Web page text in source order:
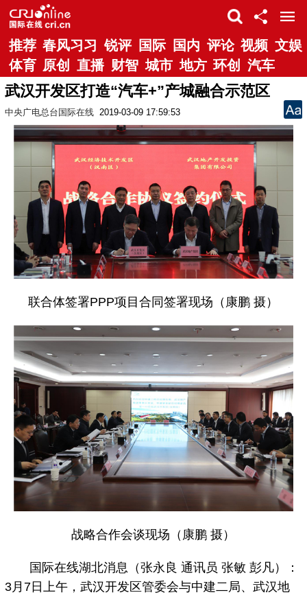
推荐 春风习习 锐评 国际 国内 评论 视频 文娱
体育 原创 直播 财智 城市 地方 环创 汽车
武汉开发区打造“汽车+”产城融合示范区
中央广电总台国际在线 2019-03-09 17:59:53
联合体签署PPP项目合同签署现场（康鹏 摄）
战略合作会谈现场（康鹏 摄）
国际在线湖北消息（张永良 通讯员 张敏 彭凡）：
3月7日上午，武汉开发区管委会与中建二局、武汉地